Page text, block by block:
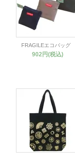
FRAGILEエコバッグ
902円(税込)